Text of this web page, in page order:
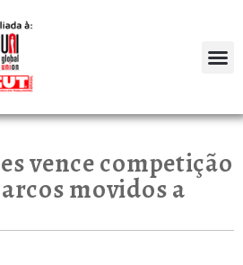
vence competição
movidos a